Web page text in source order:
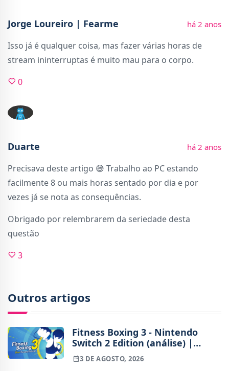
Jorge Loureiro | Fearme há 2 anos
Isso já é qualquer coisa, mas fazer várias horas de
stream ininterruptas é muito mau para o corpo.
0
Duarte há 2 anos
Precisava deste artigo 😅 Trabalho ao PC estando
facilmente 8 ou mais horas sentado por dia e por
vezes já se nota as consequências.
Obrigado por relembrarem da seriedade desta
questão
3
Outros artigos
Fitness Boxing 3 - Nintendo
Switch 2 Edition (análise) |
Treinos refinados, mas ainda
fora de ritmo
3 DE AGOSTO, 2026